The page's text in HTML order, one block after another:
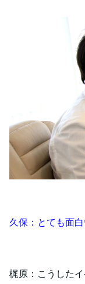
久保：とても面
梶原：こうした